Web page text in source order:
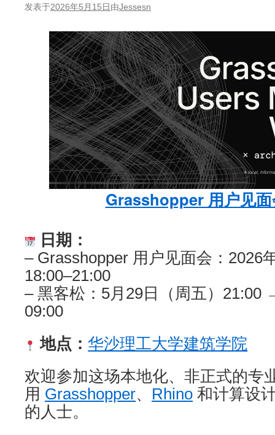
发表于2026年5月15日由Jessesn
Grasshopper 用户见
日期：
– Grasshopper 用户见面会：2026
18:00–21:00
– 黑客松：5月29日（周五）21:00
09:00
地点：华沙理工大学建筑学院
欢迎参加这场本地化、非正式的专
用 Grasshopper、 Rhino 和计算设
的人士。